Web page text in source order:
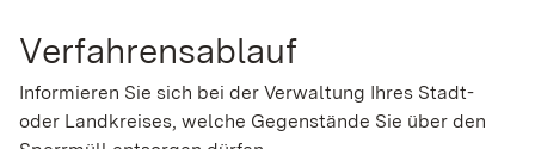
Verfahrensablauf
Informieren Sie sich bei der Verwaltung Ihres Stadt-
oder Landkreises, welche Gegenstände Sie über den